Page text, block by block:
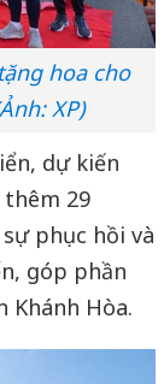
hoa cho
XP)
dự kiến
29
phục hồi và
góp phần
Khánh Hòa.